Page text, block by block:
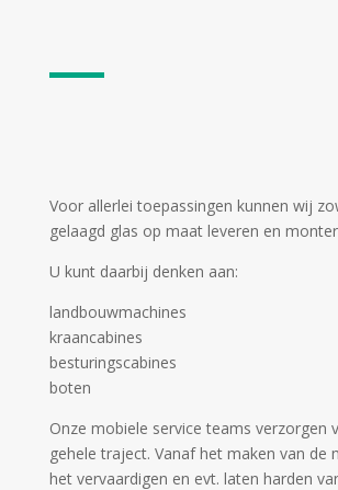
Voor allerlei toepassingen kunnen wij
gelaagd glas op maat leveren en
U kunt daarbij denken aan:
landbouwmachines
kraancabines
besturingscabines
boten
Onze mobiele service teams verzorgen
gehele traject. Vanaf het maken van de
het vervaardigen en evt. laten harden